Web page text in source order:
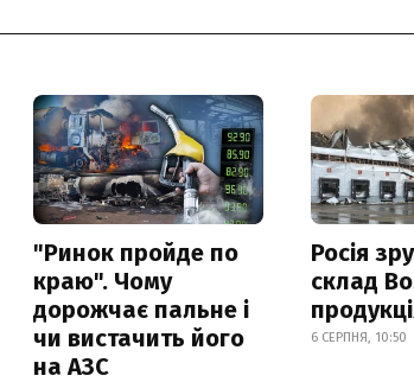
"Ринок пройде по
краю". Чому
дорожчає пальне і
чи вистачить його
на АЗС
Росія
склад
6 СЕРПНЯ, 10:50